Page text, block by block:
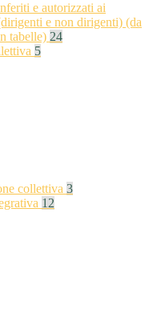
e autorizzati ai
e non dirigenti) (da
tabelle) 24
5
collettiva 3
12